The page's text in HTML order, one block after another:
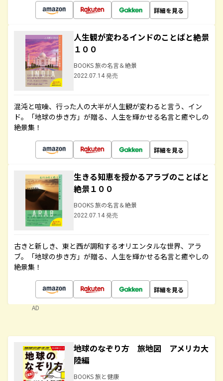
詳細を見る
人生観が変わるインドのことばと絶景
１００
BOOKS 旅の名言＆絶景
2022.07.14 発売
混沌と喧噪、行った人の大半が人生観が変わると言う、イン
ド。「地球の歩き方」が贈る、人生を輝かせる名言と癒やしの
絶景集！
詳細を見る
生きる知恵を授かるアラブのことばと
絶景１００
BOOKS 旅の名言＆絶景
2022.07.14 発売
古きと新しき、東と西が調和するオリエンタルな世界、アラ
ブ。「地球の歩き方」が贈る、人生を輝かせる名言と癒やしの
絶景集！
詳細を見る
AD
地球のなぞり方 旅地図 アメリカ大
陸編
BOOKS 旅と健康